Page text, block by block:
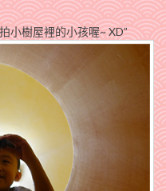
小樹屋裡的小孩喔~ XD”